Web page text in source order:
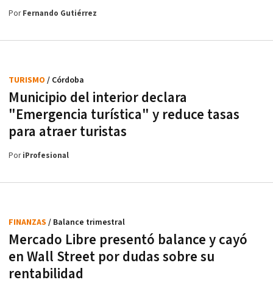
PorFernando Gutiérrez
Municipio del interior declara
"Emergencia turística" y reduce tasas
para atraer turistas
TURISMO / Córdoba
PoriProfesional
Mercado Libre presentó balance y cayó
en Wall Street por dudas sobre su
rentabilidad
FINANZAS / Balance trimestral